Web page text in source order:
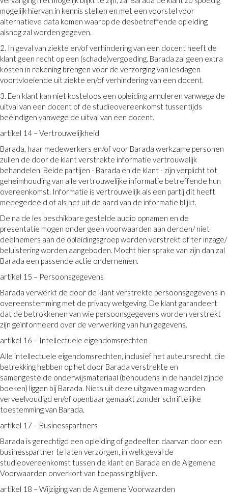
mogelijk hiervan in kennis stellen en met een voorstel voor
alternatieve data komen waarop de desbetreffende opleiding
alsnog zal worden gegeven.
2. In geval van ziekte en/of verhindering van een docent heeft de
klant geen recht op een (schade)vergoeding. Barada zal geen extra
kosten in rekening brengen voor de verzorging van lesdagen
voortvloeiende uit ziekte en/of verhindering van een docent.
3. Een klant kan niet kosteloos een opleiding annuleren vanwege de
uitval van een docent of de studieovereenkomst tussentijds
beëindigen vanwege de uitval van een docent.
artikel 14 – Vertrouwelijkheid
Barada, haar medewerkers en/of voor Barada werkzame personen
zullen de door de klant verstrekte informatie vertrouwelijk
behandelen. Beide partijen - Barada en de klant - zijn verplicht tot
geheimhouding van alle vertrouwelijke informatie betreffende hun
overeenkomst. Informatie is vertrouwelijk als een partij dit heeft
medegedeeld of als het uit de aard van de informatie blijkt.
De na de les beschikbare gestelde audio opnamen en de
presentatie mogen onder geen voorwaarden aan derden/ niet
deelnemers aan de opleidingsgroep worden verstrekt of ter inzage/
beluistering worden aangeboden. Mocht hier sprake van zijn dan zal
Barada een passende actie ondernemen.
artikel 15 – Persoonsgegevens
Barada verwerkt de door de klant verstrekte persoonsgegevens in
overeenstemming met de privacy wetgeving. De klant garandeert
dat de betrokkenen van wie persoonsgegevens worden verstrekt
zijn geïnformeerd over de verwerking van hun gegevens.
artikel 16 – Intellectuele eigendomsrechten
Alle intellectuele eigendomsrechten, inclusief het auteursrecht, die
betrekking hebben op het door Barada verstrekte en
samengestelde onderwijsmateriaal (behoudens in de handel zijnde
boeken) liggen bij Barada. Niets uit deze uitgaven mag worden
verveelvoudigd en/of openbaar gemaakt zonder schriftelijke
toestemming van Barada.
artikel 17 – Businesspartners
Barada is gerechtigd een opleiding of gedeelten daarvan door een
businesspartner te laten verzorgen, in welk geval de
studieovereenkomst tussen de klant en Barada en de Algemene
Voorwaarden onverkort van toepassing blijven.
artikel 18 – Wijziging van de Algemene Voorwaarden